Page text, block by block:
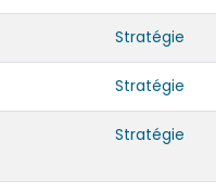
Stratégie
Stratégie
Stratégie